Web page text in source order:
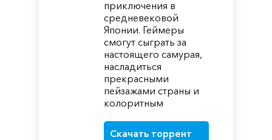
приключения в
средневековой
Японии. Геймеры
смогут сыграть за
настоящего самурая,
насладиться
прекрасными
пейзажами страны и
колоритным
Скачать торрент